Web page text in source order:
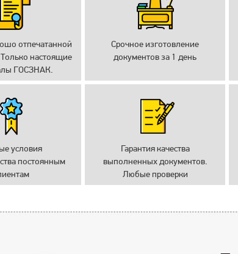
отпечатанной
настоящие
ГОСЗНАК.
Срочное изготовление
документов за 1 день
условия
постоянным
Гарантия качества
выполненных документов.
Любые проверки